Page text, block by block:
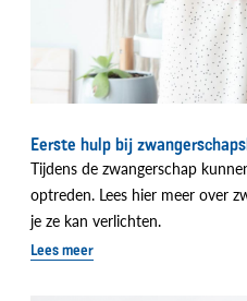
Eerste hulp bij
Tijdens de zwangerschap
optreden. Lees hier meer over
je ze kan verlichten.
Lees meer